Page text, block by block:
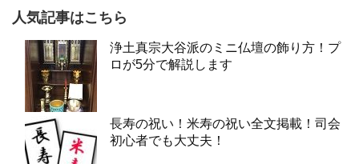
人気記事はこちら
浄土真宗大谷派のミニ仏壇の飾り方！プ
ロが5分で解説します
長寿の祝い！米寿の祝い全文掲載！司会
初心者でも大丈夫！